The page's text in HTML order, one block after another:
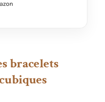
bracelets